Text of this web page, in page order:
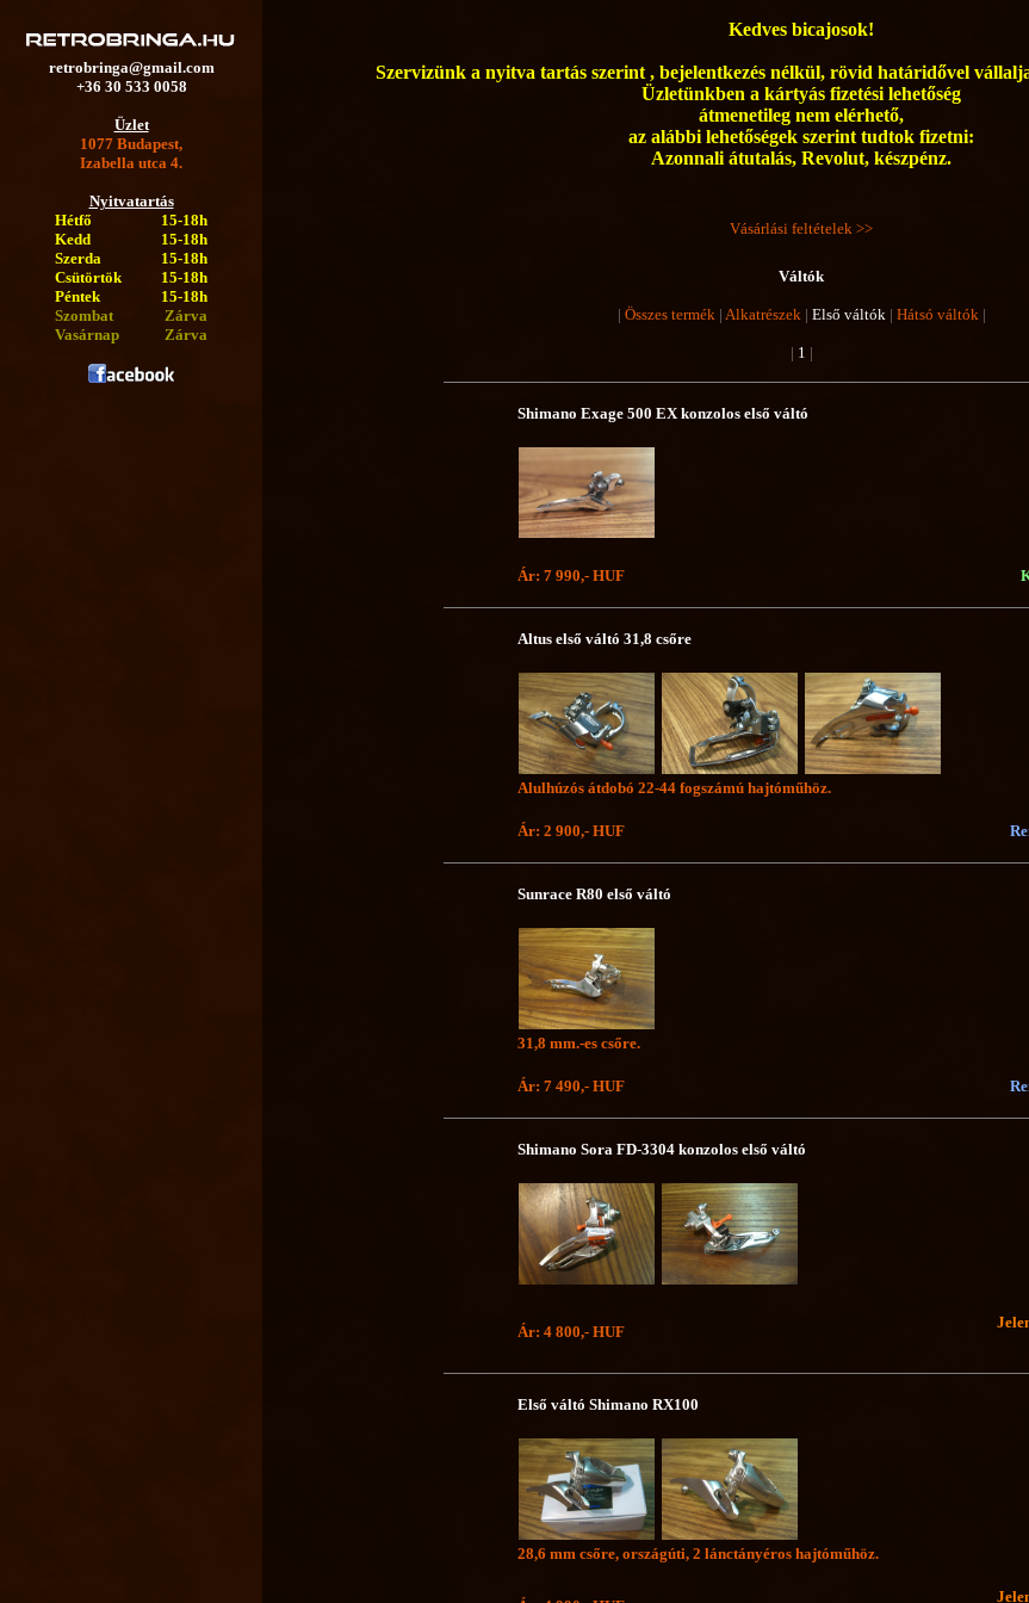
retrobringa@gmail.com
+36 30 533 0058
Üzlet
1077 Budapest,
Izabella utca 4.
Nyitvatartás
Hétfő
15-18h
Kedd
15-18h
Szerda
15-18h
Csütörtök
15-18h
Péntek
15-18h
Szombat
Zárva
Vasárnap
Zárva
Kedves bicajosok!
Szervizünk a nyitva tartás szerint , bejelentkezés nélkül, rövid határidővel
Üzletünkben a kártyás fizetési lehetőség
átmenetileg nem elérhető,
az alábbi lehetőségek szerint tudtok fizetni:
Azonnali átutalás, Revolut, készpénz.
Vásárlási feltételek >>
Váltók
| Összes termék | Alkatrészek | Első váltók | Hátsó váltók |
| 1 |
Shimano Exage 500 EX konzolos első váltó
Ár: 7 990,- HUF
Altus első váltó 31,8 csőre
Alulhúzós átdobó 22-44 fogszámú hajtóműhöz.
Ár: 2 900,- HUF
Sunrace R80 első váltó
31,8 mm.-es csőre.
Ár: 7 490,- HUF
Shimano Sora FD-3304 konzolos első váltó
Ár: 4 800,- HUF
Első váltó Shimano RX100
28,6 mm csőre, országúti, 2 lánctányéros hajtóműhöz.